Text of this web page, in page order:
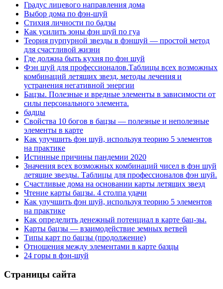
Градус лицевого направления дома
Выбор дома по фэн-шуй
Стихия личности по бадзы
Как усилить зоны фэн шуй по гуа
Теория пурпурной звезды в фэншуй — простой метод
для счастливой жизни
Где должна быть кухня по фэн шуй
Фэн шуй для профессионалов.Таблицы всех возможных
комбинаций летящих звезд, методы лечения и
устранения негативной энергии
Бацзы. Полезные и вредные элементы в зависимости от
силы персонального элемента.
бадцы
Свойства 10 богов в бацзы — полезные и неполезные
элементы в карте
Как улучшить фэн шуй, используя теорию 5 элементов
на практике
Истинные причины пандемии 2020
Значения всех возможных комбинаций чисел в фэн шуй
летящие звезды. Таблицы для профессионалов фэн шуй.
Счастливые дома на основании карты летящих звезд
Чтение карты бацзы. 4 столпа удачи
Как улучшить фэн шуй, используя теорию 5 элементов
на практике
Как определить денежный потенциал в карте бац-зы.
Карты бацзы — взаимодействие земных ветвей
Типы карт по бацзы (продолжение)
Отношения между элементами в карте базцы
24 горы в фэн-шуй
Страницы сайта